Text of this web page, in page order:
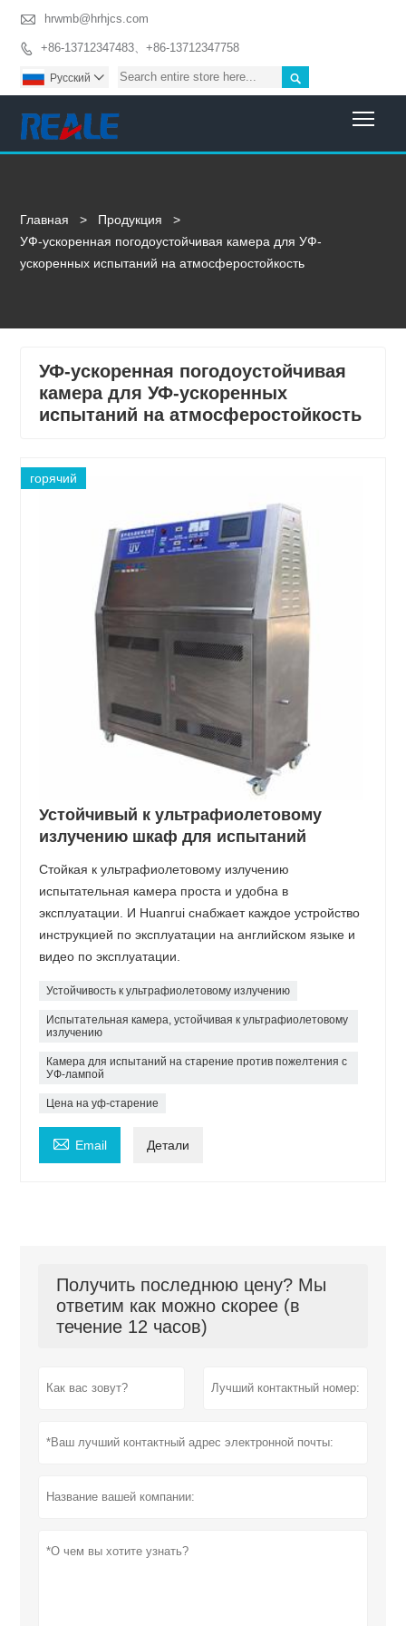
 hrwmb@hrhjcs.com
 +86-13712347483、+86-13712347758

Pусский 
Главная > Продукция
>
УФ-ускоренная погодоустойчивая камера для УФ-
ускоренных испытаний на атмосферостойкость
УФ-ускоренная погодоустойчивая
камера для УФ-ускоренных
испытаний на атмосферостойкость
горячий
Устойчивый к ультрафиолетовому
излучению шкаф для испытаний
Стойкая к ультрафиолетовому излучению
испытательная камера проста и удобна в
эксплуатации. И Huanrui снабжает каждое устройство
инструкцией по эксплуатации на английском языке и
видео по эксплуатации.
Устойчивость к ультрафиолетовому излучению
Испытательная камера, устойчивая к ультрафиолетовому
излучению
Камера для испытаний на старение против пожелтения с
УФ-лампой
Цена на уф-старение
 Email Детали
Получить последнюю цену? Мы
ответим как можно скорее (в
течение 12 часов)